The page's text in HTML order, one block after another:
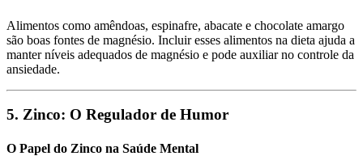
Alimentos como amêndoas, espinafre, abacate e chocolate amargo
são boas fontes de magnésio. Incluir esses alimentos na dieta ajuda a
manter níveis adequados de magnésio e pode auxiliar no controle da
ansiedade.
5. Zinco: O Regulador de Humor
O Papel do Zinco na Saúde Mental